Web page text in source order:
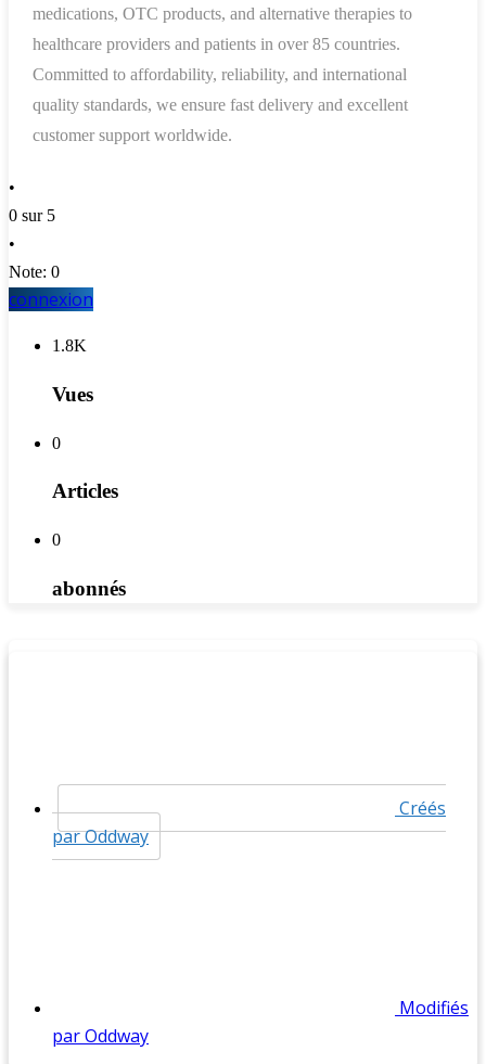
medications, OTC products, and alternative therapies to
healthcare providers and patients in over 85 countries.
Committed to affordability, reliability, and international
quality standards, we ensure fast delivery and excellent
customer support worldwide.
•
0 sur 5
•
Note: 0
connexion
1.8K
Vues
0
Articles
0
abonnés
Créés
par Oddway
Modifiés
par Oddway